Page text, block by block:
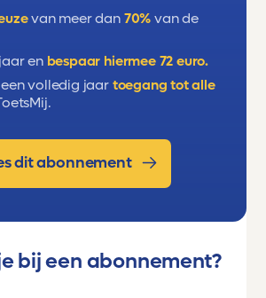
van meer dan 70% van de
en bespaar hiermee 72 euro.
volledig jaar toegang tot alle
dit abonnement
bij een abonnement?